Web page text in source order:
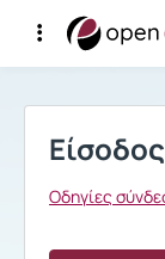
Σύνδεση
Οδηγίες